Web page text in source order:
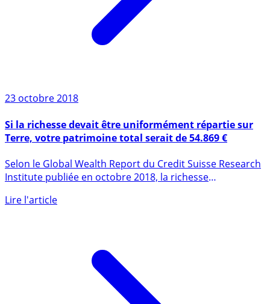
23 octobre 2018
Si la richesse devait être uniformément répartie sur
Terre, votre patrimoine total serait de 54.869 €
Institute publiée en octobre 2018, la richesse